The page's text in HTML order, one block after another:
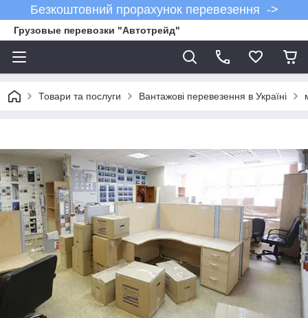
Безкоштовний прорахунок перевезення ->
Грузовые перевозки "Автотрейд"
Товари та послуги Вантажові перевезення в Україні